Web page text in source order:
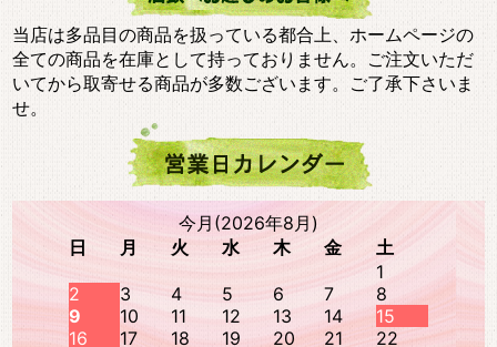
当店は多品目の商品を扱っている都合上、ホームページの
全ての商品を在庫として持っておりません。ご注文いただ
いてから取寄せる商品が多数ございます。ご了承下さいま
せ。
今月(2026年8月)
日
月 火 水 木 金
土
1
2
3 4 5 6 7
8
9
10 11 12 13 14
15
16
17 18 19 20 21
22